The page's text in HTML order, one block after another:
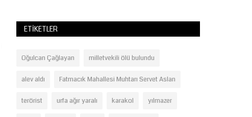
ETIKETLER
Oğulcan Çağlayan milletvekili ölü bulundu
alev aldı Fatmacık Mahallesi Muhtarı Servet Aslan
terörist urfa ağır yaralı karakol yılmazer